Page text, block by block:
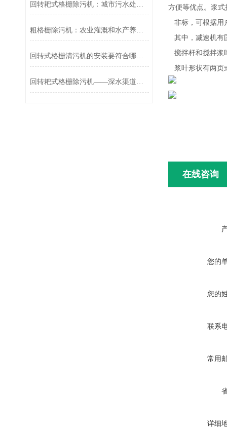
方便等优点。浆
非标，可根据用
其中，减速机有
搅拌杆和搅拌浆
浆叶形状有两页
在线咨询
您的
您的
联系
常用
详细
回转耙式格栅除污机：城市污水处理的“清道夫”
粗格栅除污机：农业灌溉和水产养殖的水质保障
回转式格栅清污机的安装要符合哪些要求？
回转耙式格栅除污机——深水渠道拦截的优化方案